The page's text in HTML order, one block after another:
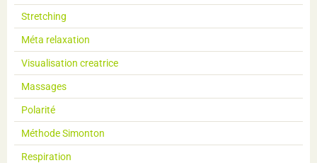
Stretching
Méta relaxation
Visualisation creatrice
Massages
Polarité
Méthode Simonton
Respiration